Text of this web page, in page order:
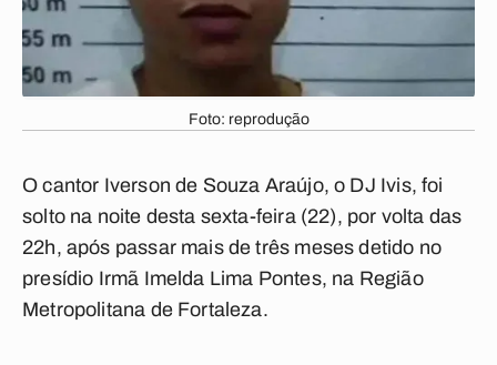
Foto: reprodução
O cantor Iverson de Souza Araújo, o DJ Ivis, foi
solto na noite desta sexta-feira (22), por volta das
22h, após passar mais de três meses detido no
presídio Irmã Imelda Lima Pontes, na Região
Metropolitana de Fortaleza.